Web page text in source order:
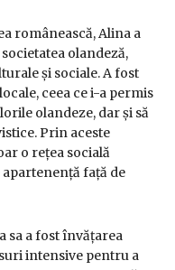
românească, Alina a
olandeză,
și sociale. A fost
ceea ce i-a permis
olandeze, dar și să
Prin aceste
o rețea socială
față de
sa a fost învățarea
intensive pentru a